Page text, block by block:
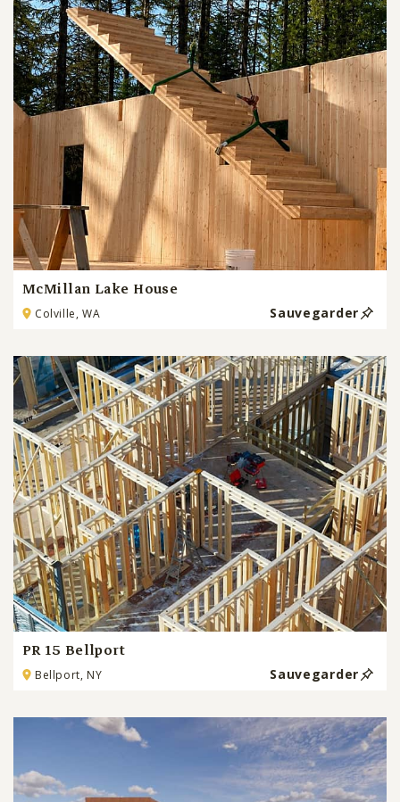
McMillan Lake House
Colville, WA Sauvegarder
PR 15 Bellport
Bellport, NY Sauvegarder